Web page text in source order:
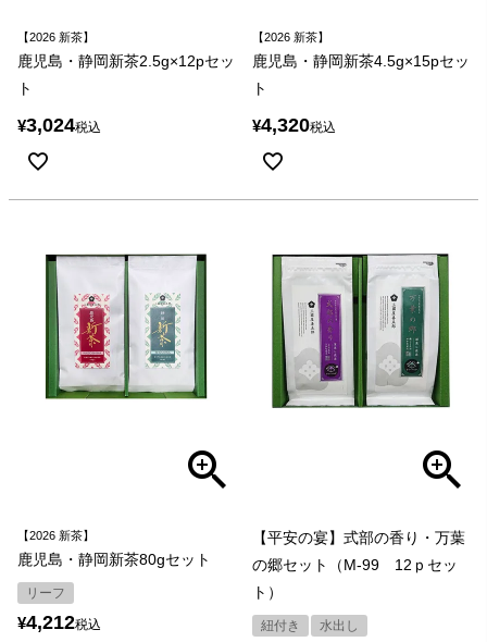
【2026 新茶】
鹿児島・静岡新茶2.5g×12pセッ
ト
¥3,024税込
【2026 新茶】
鹿児島・静岡新茶4.5g×15pセッ
ト
¥4,320税込
【2026 新茶】
鹿児島・静岡新茶80gセット
リーフ
¥4,212税込
【平安の宴】式部の香り・万葉
の郷セット（M-99 12ｐセッ
ト）
紐付き 水出し